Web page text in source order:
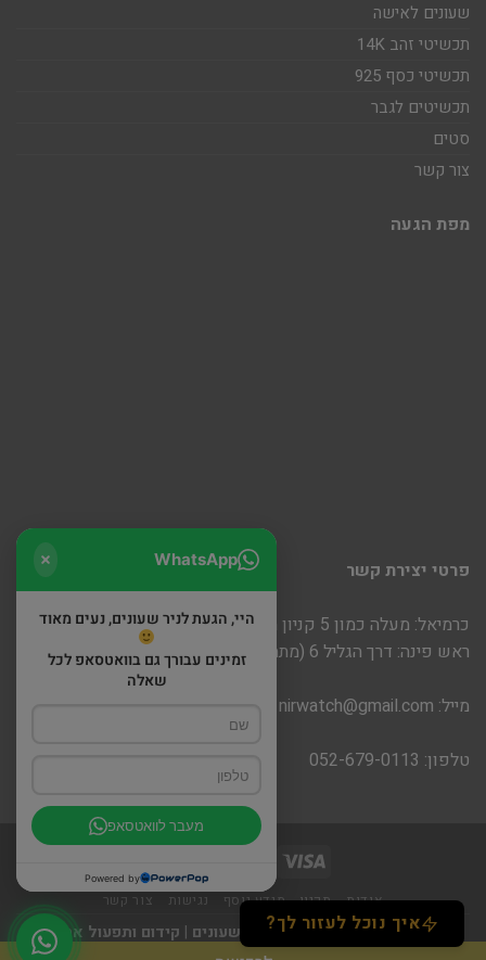
שעונים לאישה
תכשיטי זהב 14K
תכשיטי כסף 925
תכשיטים לגבר
סטים
צור קשר
מפת הגעה
פרטי יצירת קשר
כרמיאל: מעלה כמון 5 קניון חוצות
ראש פינה: דרך הגליל 6 (מתחם שופינה)
מייל: nirwatch@gmail.com
טלפון: 052-679-0113
אודות תקנון מידע נוסף נגישות צור קשר
כל הזכויות שמורות 2026 © ניר שעונים | קידום ותפעול אתר -
WhatsApp
היי, הגעת לניר שעונים, נעים מאוד
זמינים עבורך גם בוואטסאפ לכל
שאלה
מעבר לוואטסאפ
Powered by
איך נוכל לעזור לך?